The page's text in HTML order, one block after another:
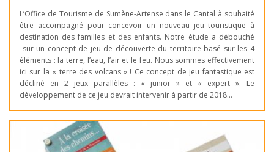
L’Office de Tourisme de Sumène-Artense dans le Cantal à souhaité
être accompagné pour concevoir un nouveau jeu touristique à
destination des familles et des enfants. Notre étude a débouché
sur un concept de jeu de découverte du territoire basé sur les 4
éléments : la terre, l’eau, l’air et le feu. Nous sommes effectivement
ici sur la « terre des volcans » ! Ce concept de jeu fantastique est
décliné en 2 jeux parallèles : « junior » et « expert ». Le
développement de ce jeu devrait intervenir à partir de 2018…